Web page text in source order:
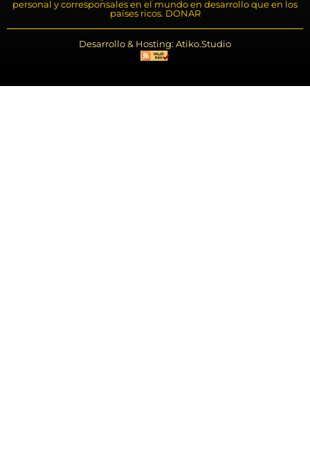
personal y corresponsales en el mundo en desarrollo que en los
países ricos. DONAR
Desarrollo & Hosting: Atiko.Studio